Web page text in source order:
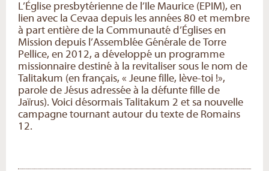
L’Église presbytérienne de l’Ile Maurice (EPIM), en
lien avec la Cevaa depuis les années 80 et membre
à part entière de la Communauté d’Églises en
Mission depuis l’Assemblée Générale de Torre
Pellice, en 2012, a développé un programme
missionnaire destiné à la revitaliser sous le nom de
Talitakum (en français, « Jeune fille, lève-toi !»,
parole de Jésus adressée à la défunte fille de
Jaïrus). Voici désormais Talitakum 2 et sa nouvelle
campagne tournant autour du texte de Romains
12.